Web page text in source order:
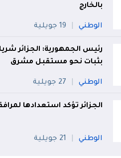
بالخارج
الوطني 19 جويلية
رئيس الجمهورية: الجزائر
بثبات نحو مستقبل مشرق
الوطني 27 جويلية
الجزائر تؤكد استعدادها
الوطني 21 جويلية